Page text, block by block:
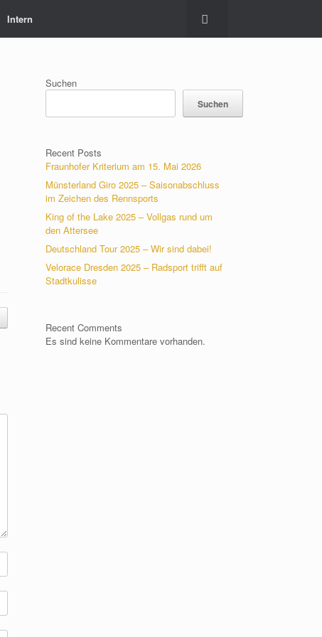
Intern
Suchen
Suchen
Recent Posts
Fraunhofer Kriterium am 15. Mai 2026
Münsterland Giro 2025 – Saisonabschluss
im Zeichen des Rennsports
King of the Lake 2025 – Vollgas rund um
den Attersee
Deutschland Tour 2025 – Wir sind dabei!
Velorace Dresden 2025 – Radsport trifft auf
Stadtkulisse
Recent Comments
Es sind keine Kommentare vorhanden.